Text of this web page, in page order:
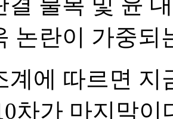
논란이 가중되
계에 따르면
차가 마지막이